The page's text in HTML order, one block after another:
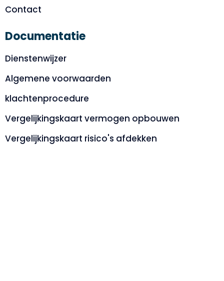
Contact
Documentatie
Dienstenwijzer
Algemene voorwaarden
klachtenprocedure
Vergelijkingskaart vermogen opbouwen
Vergelijkingskaart risico's afdekken